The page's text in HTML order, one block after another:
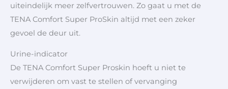
uiteindelijk meer zelfvertrouwen. Zo gaat u met de
TENA Comfort Super ProSkin altijd met een zeker
gevoel de deur uit.
Urine-indicator
De TENA Comfort Super Proskin hoeft u niet te
verwijderen om vast te stellen of vervanging